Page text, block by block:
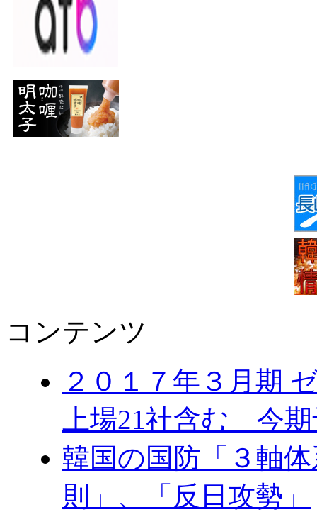
コンテンツ
２０１７年３月期
上場21社含む 今
韓国の国防「３軸
則」、「反日攻勢」